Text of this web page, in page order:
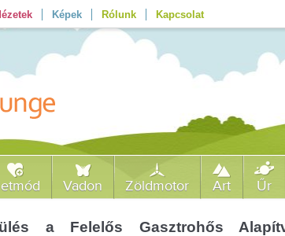
Képek Rólunk Kapcsolat
Vadon Zöldmotor Art Űr
a Felelős Gasztrohős